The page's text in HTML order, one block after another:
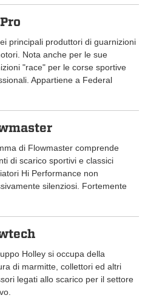
principali produttori di guarnizioni
Nota anche per le sue
"race" per le corse sportive
Appartiene a Federal
di Flowmaster comprende
di scarico sportivi e classici
Hi Performance non
silenziosi. Fortemente
Holley si occupa della
di marmitte, collettori ed altri
legati allo scarico per il settore